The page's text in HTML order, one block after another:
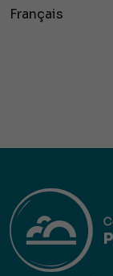
Français